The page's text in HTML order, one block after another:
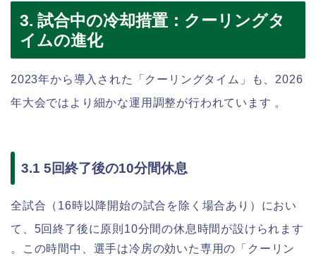
3. 試合中の冷却措置：クーリングタ
イムの進化
2023年から導入された「クーリングタイム」も、2026
年大会ではより細かな運用調整が行われています 。
3.1 5回終了後の10分間休息
全試合（16時以降開始の試合を除く場合あり）におい
て、5回終了後に原則10分間の休息時間が設けられます
。この時間中、選手は冷房の効いた専用の「クーリン